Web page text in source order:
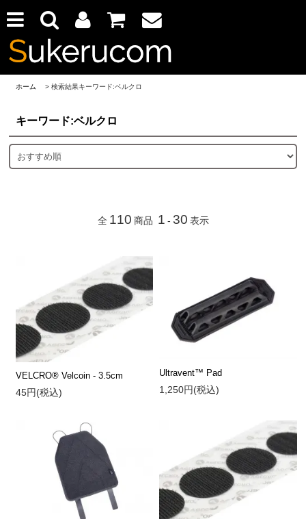
ホーム > 検索結果キーワード:ベルクロ
キーワード:ベルクロ
全 110 商品 1 - 30 表示
VELCRO® Velcoin - 3.5cm
45円(税込)
Ultravent™ Pad
1,250円(税込)